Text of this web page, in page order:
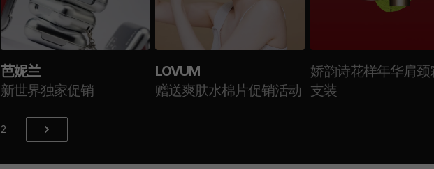
芭妮兰
新世界独家促销
LOVUM
赠送爽肤水棉片促销活动
娇韵诗花样年华肩颈
支装
2